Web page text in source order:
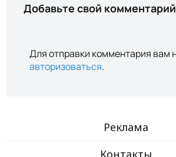
Добавьте свой комментарий
Для отправки комментария вам
авторизоваться.
Реклама
Контакты